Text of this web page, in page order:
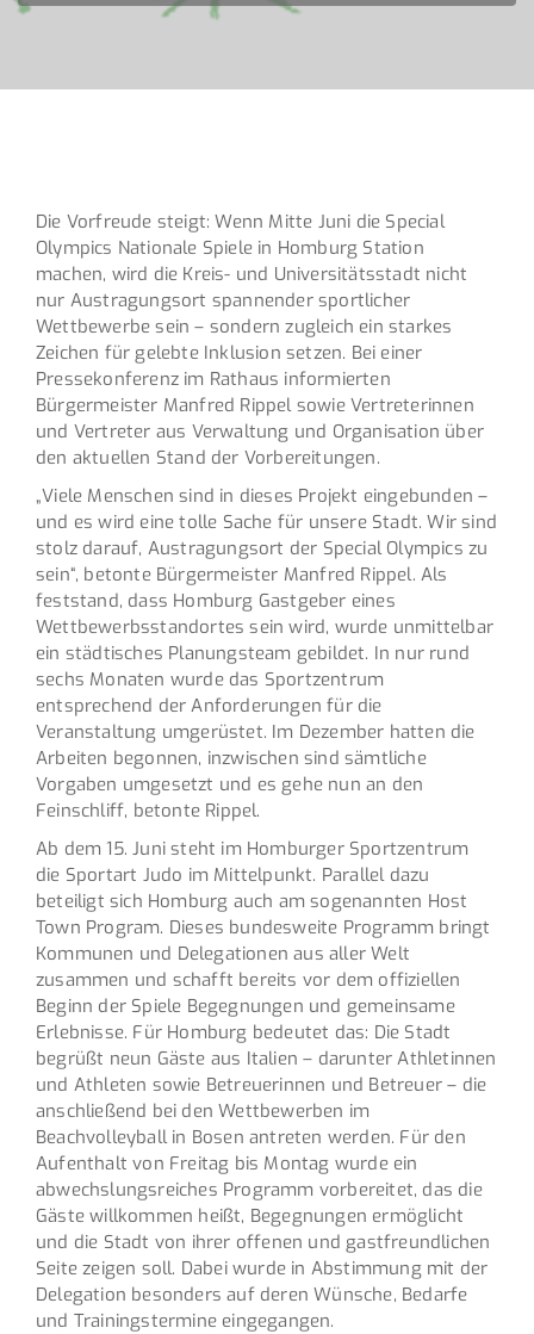
Die Vorfreude steigt: Wenn Mitte Juni die Special
Olympics Nationale Spiele in Homburg Station
machen, wird die Kreis- und Universitätsstadt nicht
nur Austragungsort spannender sportlicher
Wettbewerbe sein – sondern zugleich ein starkes
Zeichen für gelebte Inklusion setzen. Bei einer
Pressekonferenz im Rathaus informierten
Bürgermeister Manfred Rippel sowie Vertreterinnen
und Vertreter aus Verwaltung und Organisation über
den aktuellen Stand der Vorbereitungen.
„Viele Menschen sind in dieses Projekt eingebunden –
und es wird eine tolle Sache für unsere Stadt. Wir sind
stolz darauf, Austragungsort der Special Olympics zu
sein“, betonte Bürgermeister Manfred Rippel. Als
feststand, dass Homburg Gastgeber eines
Wettbewerbsstandortes sein wird, wurde unmittelbar
ein städtisches Planungsteam gebildet. In nur rund
sechs Monaten wurde das Sportzentrum
entsprechend der Anforderungen für die
Veranstaltung umgerüstet. Im Dezember hatten die
Arbeiten begonnen, inzwischen sind sämtliche
Vorgaben umgesetzt und es gehe nun an den
Feinschliff, betonte Rippel.
Ab dem 15. Juni steht im Homburger Sportzentrum
die Sportart Judo im Mittelpunkt. Parallel dazu
beteiligt sich Homburg auch am sogenannten Host
Town Program. Dieses bundesweite Programm bringt
Kommunen und Delegationen aus aller Welt
zusammen und schafft bereits vor dem offiziellen
Beginn der Spiele Begegnungen und gemeinsame
Erlebnisse. Für Homburg bedeutet das: Die Stadt
begrüßt neun Gäste aus Italien – darunter Athletinnen
und Athleten sowie Betreuerinnen und Betreuer – die
anschließend bei den Wettbewerben im
Beachvolleyball in Bosen antreten werden. Für den
Aufenthalt von Freitag bis Montag wurde ein
abwechslungsreiches Programm vorbereitet, das die
Gäste willkommen heißt, Begegnungen ermöglicht
und die Stadt von ihrer offenen und gastfreundlichen
Seite zeigen soll. Dabei wurde in Abstimmung mit der
Delegation besonders auf deren Wünsche, Bedarfe
und Trainingstermine eingegangen.